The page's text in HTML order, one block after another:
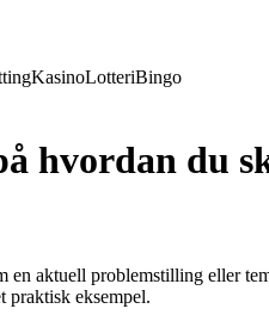
KasinoLotteriBingo
hvordan du
aktuell problemstilling eller
praktisk eksempel.